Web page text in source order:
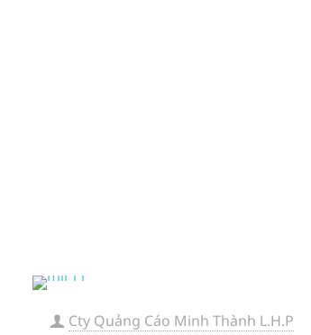
Cty Quảng Cáo Minh Thành L.H.P